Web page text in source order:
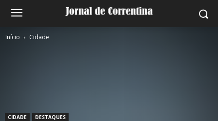
Início Cidade
CIDADE DESTAQUES